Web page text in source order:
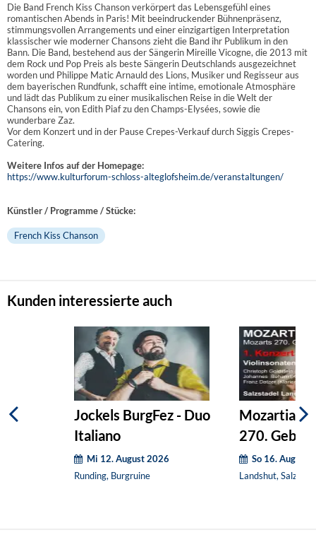
Die Band French Kiss Chanson verkörpert das Lebensgefühl eines
romantischen Abends in Paris! Mit beeindruckender Bühnenpräsenz,
stimmungsvollen Arrangements und einer einzigartigen Interpretation
klassischer wie moderner Chansons zieht die Band ihr Publikum in den
Bann. Die Band, bestehend aus der Sängerin Mireille Vicogne, die 2013 mit
dem Rock und Pop Preis als beste Sängerin Deutschlands ausgezeichnet
worden und Philippe Matic Arnauld des Lions, Musiker und Regisseur aus
dem bayerischen Rundfunk, schafft eine intime, emotionale Atmosphäre
und lädt das Publikum zu einer musikalischen Reise in die Welt der
Chansons ein, von Edith Piaf zu den Champs-Elysées, sowie die
wunderbare Zaz.
Vor dem Konzert und in der Pause Crepes-Verkauf durch Siggis Crepes-
Catering.
Weitere Infos auf der Homepage:
https://www.kulturforum-schloss-alteglofsheim.de/veranstaltungen/
Künstler / Programme / Stücke:
French Kiss Chanson
Kunden interessierte auch
Jockels BurgFez - Duo
Italiano
Mi 12. August 2026
Runding, Burgruine
270.
1 So 16. August
Landshut,